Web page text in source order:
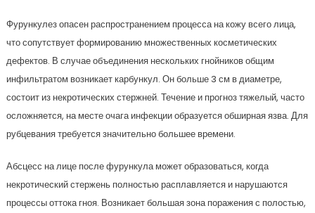
Фурункулез опасен распространением процесса на кожу всего лица,
что сопутствует формированию множественных косметических
дефектов. В случае объединения нескольких гнойников общим
инфильтратом возникает карбункул. Он больше 3 см в диаметре,
состоит из некротических стержней. Течение и прогноз тяжелый, часто
осложняется, на месте очага инфекции образуется обширная язва. Для
рубцевания требуется значительно большее времени.
Абсцесс на лице после фурункула может образоваться, когда
некротический стержень полностью расплавляется и нарушаются
процессы оттока гноя. Возникает большая зона поражения с полостью,